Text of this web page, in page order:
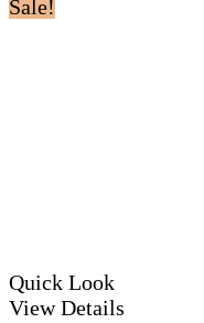
Sale!
Quick Look
View Details